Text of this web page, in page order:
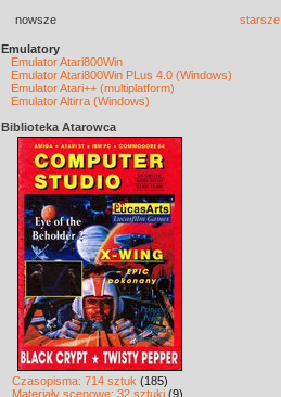
nowsze starsze
Emulatory
Emulator Atari800Win
Emulator Atari800Win PLus 4.0 (Windows)
Emulator Atari++ (multiplatform)
Emulator Altirra (Windows)
Biblioteka Atarowca
Czasopisma: 714 sztuk (185)
Materiały scenowe: 32 sztuki (9)